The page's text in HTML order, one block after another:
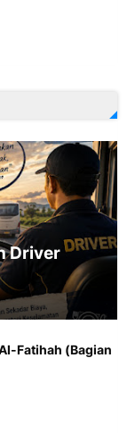
Driver
Fatihah (Bagian